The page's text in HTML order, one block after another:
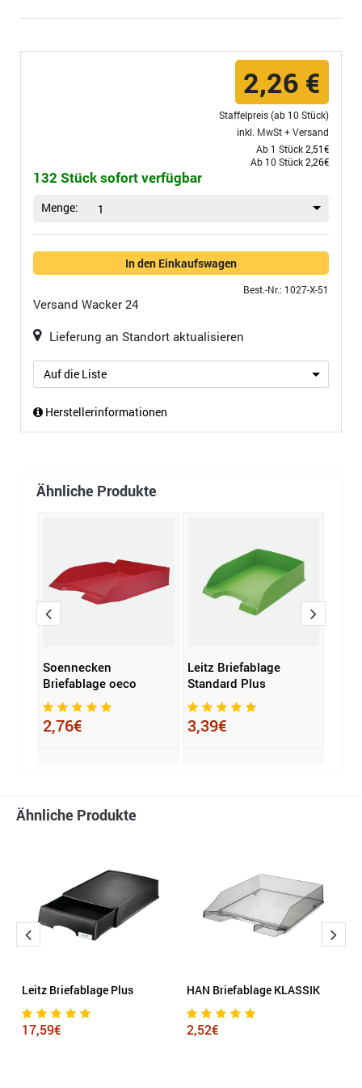
2,26 €
Staffelpreis (ab 10 Stück)
inkl. MwSt +Versand
Ab 1 Stück2,51€
Ab 10 Stück2,26€
132 Stück sofort verfügbar
Menge: 1
In den Einkaufswagen
Best.-Nr.: 1027-X-51
Versand Wacker 24
Lieferung an Standort aktualisieren
Auf die Liste
Herstellerinformationen
Ähnliche Produkte
Soennecken
Briefablage oeco
2,76€
Leitz Briefablage
Standard Plus
3,39€
Ähnliche Produkte
Leitz Briefablage Plus
17,59€
HAN Briefablage KLASSIK
2,52€